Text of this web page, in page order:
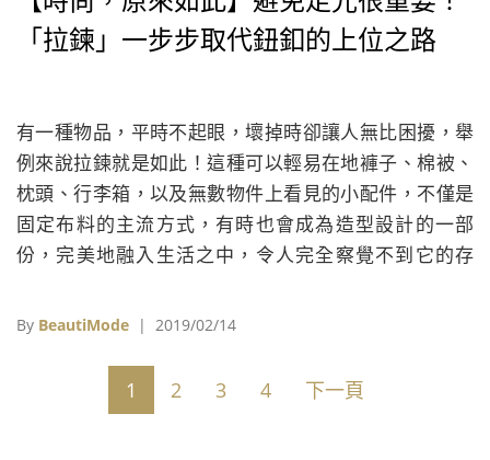
「拉鍊」一步步取代鈕釦的上位之路
有一種物品，平時不起眼，壞掉時卻讓人無比困擾，舉
例來說拉鍊就是如此！這種可以輕易在地褲子、棉被、
枕頭、行李箱，以及無數物件上看見的小配件，不僅是
固定布料的主流方式，有時也會成為造型設計的一部
份，完美地融入生活之中，令人完全察覺不到它的存
By BeautiMode | 2019/02/14
1 2 3 4 下一頁